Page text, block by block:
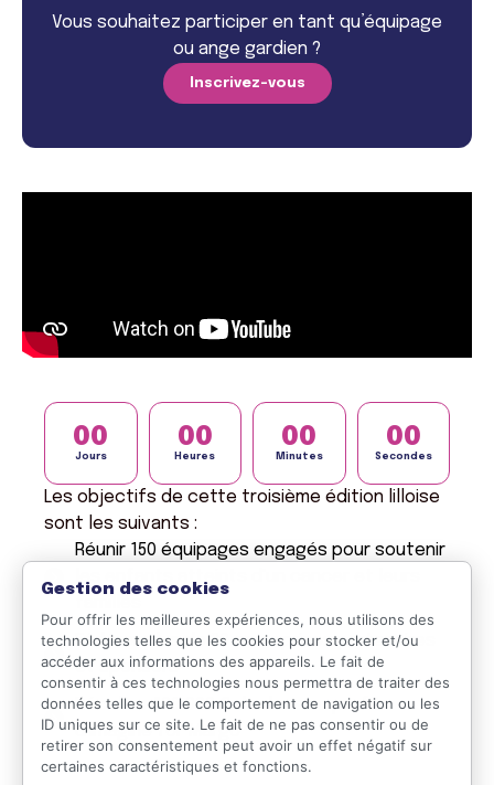
Vous souhaitez participer en tant qu’équipage
ou ange gardien ?
Inscrivez-vous
00
Jours
00
Heures
00
Minutes
00
Secondes
Les objectifs de cette troisième édition lilloise
sont les suivants :
Réunir 150 équipages engagés pour soutenir
Fédérer plus de 30 entreprises partenaires
et sponsors
Récolter 100 000 € de dons au profit
d'Imagine for Margo
Gestion des cookies
Pour offrir les meilleures expériences, nous utilisons des
technologies telles que les cookies pour stocker et/ou
accéder aux informations des appareils. Le fait de
consentir à ces technologies nous permettra de traiter des
données telles que le comportement de navigation ou les
ID uniques sur ce site. Le fait de ne pas consentir ou de
retirer son consentement peut avoir un effet négatif sur
certaines caractéristiques et fonctions.